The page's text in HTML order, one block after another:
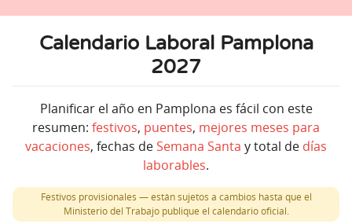
Calendario Laboral Pamplona
2027
Planificar el año en Pamplona es fácil con este
resumen: festivos, puentes, mejores meses para
vacaciones, fechas de Semana Santa y total de días
laborables.
Festivos provisionales — están sujetos a cambios hasta que el
Ministerio del Trabajo publique el calendario oficial.